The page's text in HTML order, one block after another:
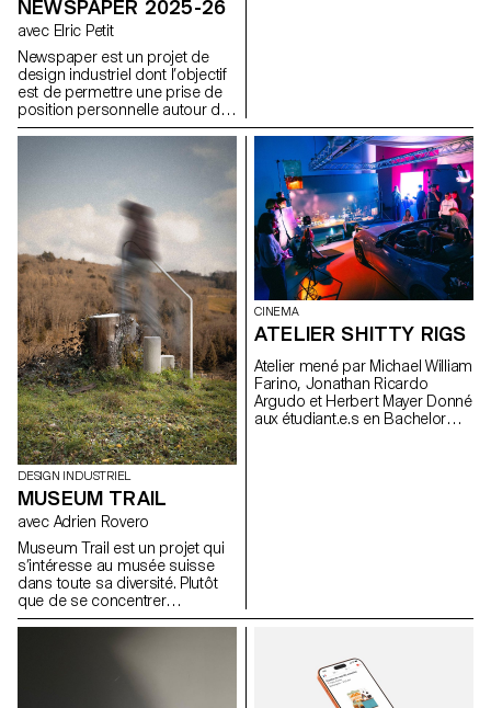
NEWSPAPER 2025-26
avec Elric Petit
Newspaper est un projet de
design industriel dont l’objectif
est de permettre une prise de
position personnelle autour du
sujet de son choix. Le projet
s’appuie sur un article issu de
spécialisé, utilisé comme point
de départ conceptuel et
critique. À travers l’analyse,
l’interprétation et la traduction
de ce contenu écrit, le projet
invite à développer une réflexion
de design, en questionnant les
enjeux, les formes et les
usages liés au thème abordé.
DESIGN INDUSTRIEL
MUSEUM TRAIL
avec Adrien Rovero
Museum Trail est un projet qui
s’intéresse au musée suisse
dans toute sa diversité. Plutôt
que de se concentrer
uniquement sur les grandes
CINEMA
ATELIER SHITTY RIGS
Atelier mené par Michael William
Farino, Jonathan Ricardo
Argudo et Herbert Mayer Donné
aux étudiant.e.s en Bachelor